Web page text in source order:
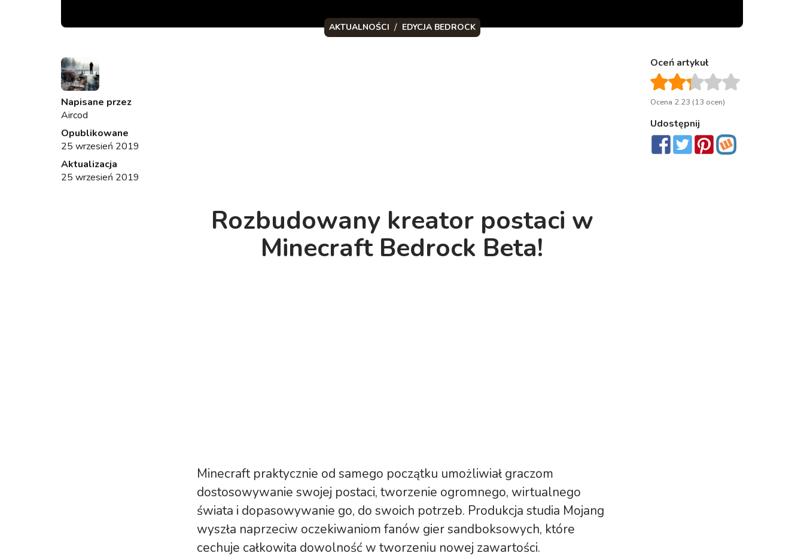
AKTUALNOŚCI / EDYCJA BEDROCK
Napisane przez
Aircod
Opublikowane
25 wrzesień 2019
Aktualizacja
25 wrzesień 2019
Rozbudowany kreator postaci w
Minecraft Bedrock Beta!
Minecraft praktycznie od samego początku umożliwiał graczom
dostosowywanie swojej postaci, tworzenie ogromnego, wirtualnego
świata i dopasowywanie go, do swoich potrzeb. Produkcja studia Mojang
wyszła naprzeciw oczekiwaniom fanów gier sandboksowych, które
cechuje całkowita dowolność w tworzeniu nowej zawartości.
Oceń artykuł
Ocena 2.23 (13 ocen)
Udostępnij